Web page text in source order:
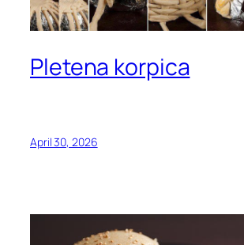
Pletena korpica
April 30, 2026